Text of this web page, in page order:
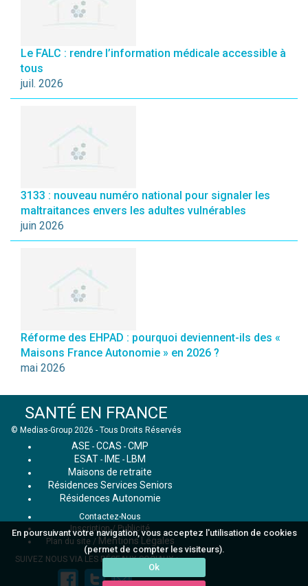
En poursuivant votre navigation, vous acceptez l'utilisation de cookies
(permet de compter les visiteurs).
Ok
Le FALC : rendre l’information médicale accessible à
tous
juil. 2026
3133 : nouveau numéro national pour signaler les
maltraitances envers les adultes vulnérables
juin 2026
Réforme des EHPAD : pourquoi deviennent-ils des «
Maisons France Autonomie » en 2026 ?
mai 2026
SANTÉ EN FRANCE
© Medias-Group 2026 - Tous Droits Réservés
ASE - CCAS - CMP
ESAT - IME - LBM
Maisons de retraite
Résidences Services Seniors
Résidences Autonomie
Contactez-Nous
Inscription / Publicité
Plan du site / Mentions Légales
SUIVEZ NOUS VIA LES RÉSEAUX SOCIAUX :